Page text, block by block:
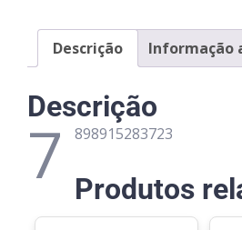
Descrição Informação
Descrição
7 898915283723
Produtos